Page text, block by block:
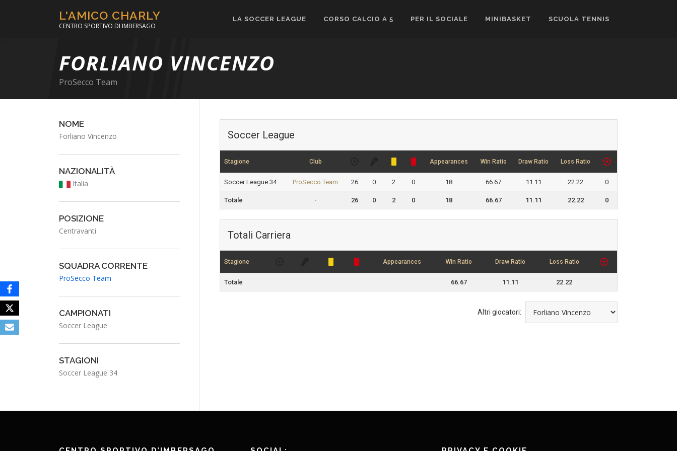
L'AMICO CHARLY
CENTRO SPORTIVO DI IMBERSAGO
LA SOCCER LEAGUE CORSO CALCIO A 5 PER IL SOCIALE MINIBASKET SCUOLA TENNIS
FORLIANO VINCENZO
ProSecco Team
Soccer League
Stagione Club Appearances Win Ratio Draw Ratio Loss Ratio
Soccer League 34 ProSecco Team 26 0 2 0 18 66.67 11.11 22.22 0
Totale - 26 0 2 0 18 66.67 11.11 22.22 0
Totali Carriera
Stagione Appearances Win Ratio Draw Ratio Loss Ratio
Totale 66.67 11.11 22.22
Altri giocatori:
NOME
Forliano Vincenzo
NAZIONALITÀ
Italia
POSIZIONE
Centravanti
SQUADRA CORRENTE
ProSecco Team
CAMPIONATI
Soccer League
STAGIONI
Soccer League 34